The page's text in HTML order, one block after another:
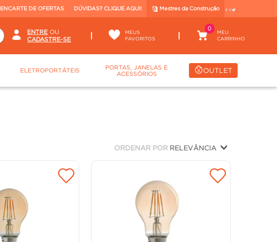
ENCARTE DE OFERTAS DÚVIDAS? CLIQUE AQUI! Mestres da Construção
OU
MEUS
FAVORITOS
0
ELETROPORTÁTEIS
PORTAS, JANELAS E
ACESSÓRIOS
OUTLET
ORDENAR POR RELEVÂNCIA